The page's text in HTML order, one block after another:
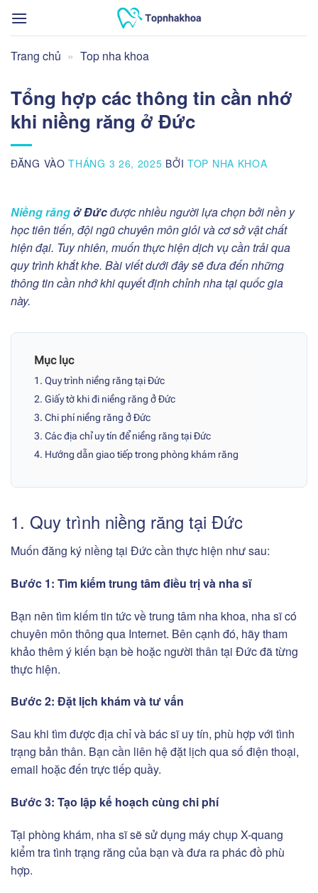
qua
dung
Trang chủ » Top nha khoa
Tổng hợp các thông tin cần nhớ
khi niềng răng ở Đức
ĐĂNG VÀOTHÁNG 3 26, 2025 BỞITOP NHA KHOA
Niềng răngở Đứcđược nhiều người lựa chọn bởi nền y
học tiên tiến, đội ngũ chuyên môn giỏi và cơ sở vật chất
hiện đại. Tuy nhiên, muốn thực hiện dịch vụ cần trải qua
quy trình khắt khe. Bài viết dưới đây sẽ đưa đến những
thông tin cần nhớ khi quyết định chỉnh nha tại quốc gia
này.
Mục lục
1. Quy trình niềng răng tại Đức
2. Giấy tờ khi đi niềng răng ở Đức
3. Chi phí niềng răng ở Đức
3. Các địa chỉ uy tín để niềng răng tại Đức
4. Hướng dẫn giao tiếp trong phòng khám răng
1. Quy trình niềng răng tại Đức
Muốn đăng ký niềng tại Đức cần thực hiện như sau:
Bước 1: Tìm kiếm trung tâm điều trị và nha sĩ
Bạn nên tìm kiếm tin tức về trung tâm nha khoa, nha sĩ có
chuyên môn thông qua Internet. Bên cạnh đó, hãy tham
khảo thêm ý kiến bạn bè hoặc người thân tại Đức đã từng
thực hiện.
Bước 2: Đặt lịch khám và tư vấn
Sau khi tìm được địa chỉ và bác sĩ uy tín, phù hợp với tình
trạng bản thân. Bạn cần liên hệ đặt lịch qua số điện thoại,
email hoặc đến trực tiếp quầy.
Bước 3: Tạo lập kế hoạch cùng chi phí
Tại phòng khám, nha sĩ sẽ sử dụng máy chụp X-quang
kiểm tra tình trạng răng của bạn và đưa ra phác đồ phù
hợp.